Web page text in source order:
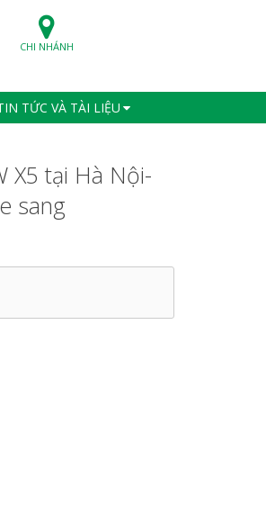
CHI NHÁNH
TỨC VÀ TÀI LIỆU
X5 tại Hà Nội-
sang